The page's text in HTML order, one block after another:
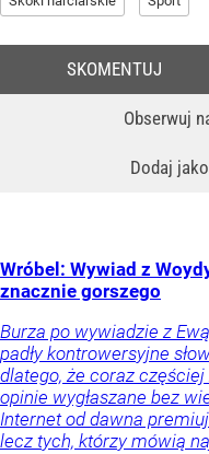
Obserwuj
Dodaj jako
SKOMENTUJ
Wróbel: Wywiad z
znacznie gorszego
Burza po wywiadzie z
padły kontrowersyjne
dlatego, że coraz
opinie wygłaszane bez
Internet od dawna
lecz tych, którzy mówią